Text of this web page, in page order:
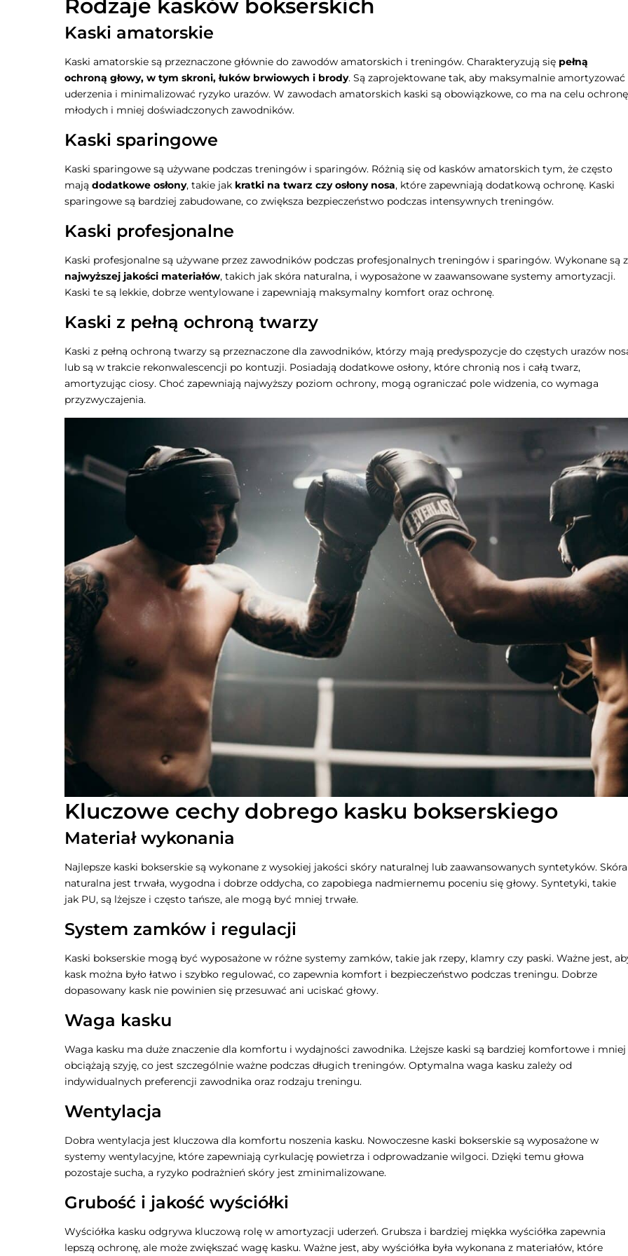
Rodzaje kasków bokserskich
Kaski amatorskie
Kaski amatorskie są przeznaczone głównie do zawodów amatorskich i treningów. Charakteryzują się pełną
ochroną głowy, w tym skroni, łuków brwiowych i brody. Są zaprojektowane tak, aby maksymalnie amortyzować
uderzenia i minimalizować ryzyko urazów. W zawodach amatorskich kaski są obowiązkowe, co ma na celu ochronę
młodych i mniej doświadczonych zawodników.
Kaski sparingowe
Kaski sparingowe są używane podczas treningów i sparingów. Różnią się od kasków amatorskich tym, że często
mają dodatkowe osłony, takie jak kratki na twarz czy osłony nosa, które zapewniają dodatkową ochronę. Kaski
sparingowe są bardziej zabudowane, co zwiększa bezpieczeństwo podczas intensywnych treningów.
Kaski profesjonalne
Kaski profesjonalne są używane przez zawodników podczas profesjonalnych treningów i sparingów. Wykonane są z
najwyższej jakości materiałów, takich jak skóra naturalna, i wyposażone w zaawansowane systemy amortyzacji.
Kaski te są lekkie, dobrze wentylowane i zapewniają maksymalny komfort oraz ochronę.
Kaski z pełną ochroną twarzy
Kaski z pełną ochroną twarzy są przeznaczone dla zawodników, którzy mają predyspozycje do częstych urazów
lub są w trakcie rekonwalescencji po kontuzji. Posiadają dodatkowe osłony, które chronią nos i całą twarz,
amortyzując ciosy. Choć zapewniają najwyższy poziom ochrony, mogą ograniczać pole widzenia, co wymaga
przyzwyczajenia.
Kluczowe cechy dobrego kasku bokserskiego
Materiał wykonania
Najlepsze kaski bokserskie są wykonane z wysokiej jakości skóry naturalnej lub zaawansowanych syntetyków. Skóra
naturalna jest trwała, wygodna i dobrze oddycha, co zapobiega nadmiernemu poceniu się głowy. Syntetyki, takie
jak PU, są lżejsze i często tańsze, ale mogą być mniej trwałe.
System zamków i regulacji
Kaski bokserskie mogą być wyposażone w różne systemy zamków, takie jak rzepy, klamry czy paski. Ważne jest,
kask można było łatwo i szybko regulować, co zapewnia komfort i bezpieczeństwo podczas treningu. Dobrze
dopasowany kask nie powinien się przesuwać ani uciskać głowy.
Waga kasku
Waga kasku ma duże znaczenie dla komfortu i wydajności zawodnika. Lżejsze kaski są bardziej komfortowe i mniej
obciążają szyję, co jest szczególnie ważne podczas długich treningów. Optymalna waga kasku zależy od
indywidualnych preferencji zawodnika oraz rodzaju treningu.
Wentylacja
Dobra wentylacja jest kluczowa dla komfortu noszenia kasku. Nowoczesne kaski bokserskie są wyposażone w
systemy wentylacyjne, które zapewniają cyrkulację powietrza i odprowadzanie wilgoci. Dzięki temu głowa
pozostaje sucha, a ryzyko podrażnień skóry jest zminimalizowane.
Grubość i jakość wyściółki
Wyściółka kasku odgrywa kluczową rolę w amortyzacji uderzeń. Grubsza i bardziej miękka wyściółka zapewnia
lepszą ochronę, ale może zwiększać wagę kasku. Ważne jest, aby wyściółka była wykonana z materiałów, które